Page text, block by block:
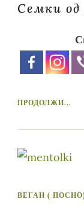
Семки од
ПРОДОЛЖИ...
ВЕГАН (